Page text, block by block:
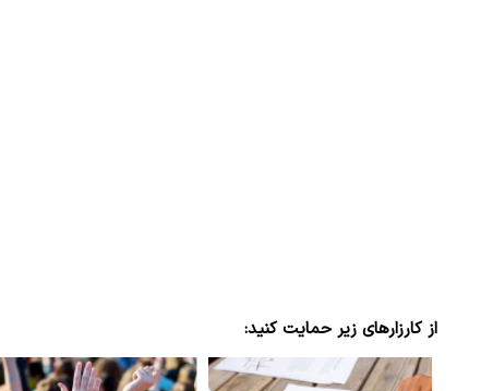
از کارزارهای زیر حمایت کنید: